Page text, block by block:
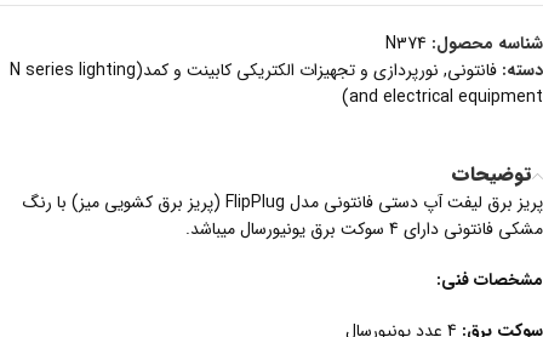
شناسه محصول: N374
دسته: فانتونی,
نورپردازی و تجهیزات الکتریکی کابینت و کمد(N series lighting
and electrical equipment)
توضیحات
پریز برق لیفت آپ دستی فانتونی مدل FlipPlug (پریز برق کشویی میز) با رنگ
مشکی فانتونی دارای 4 سوکت برق یونیورسال میباشد.
مشخصات فنی:
سوکت برق: